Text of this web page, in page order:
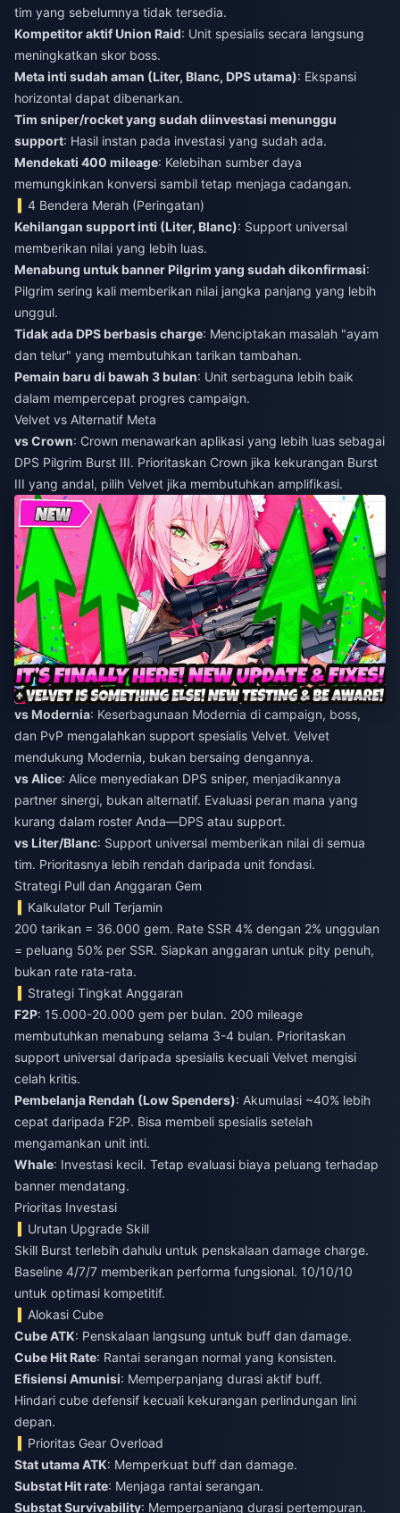
tim yang sebelumnya tidak tersedia.
Kompetitor aktif Union Raid: Unit spesialis secara langsung
meningkatkan skor boss.
Meta inti sudah aman (Liter, Blanc, DPS utama): Ekspansi
horizontal dapat dibenarkan.
Tim sniper/rocket yang sudah diinvestasi menunggu
support: Hasil instan pada investasi yang sudah ada.
Mendekati 400 mileage: Kelebihan sumber daya
memungkinkan konversi sambil tetap menjaga cadangan.
4 Bendera Merah (Peringatan)
Kehilangan support inti (Liter, Blanc): Support universal
memberikan nilai yang lebih luas.
Menabung untuk banner Pilgrim yang sudah dikonfirmasi:
Pilgrim sering kali memberikan nilai jangka panjang yang lebih
unggul.
Tidak ada DPS berbasis charge: Menciptakan masalah "ayam
dan telur" yang membutuhkan tarikan tambahan.
Pemain baru di bawah 3 bulan: Unit serbaguna lebih baik
dalam mempercepat progres campaign.
Velvet vs Alternatif Meta
vs Crown: Crown menawarkan aplikasi yang lebih luas sebagai
DPS Pilgrim Burst III. Prioritaskan Crown jika kekurangan Burst
III yang andal, pilih Velvet jika membutuhkan amplifikasi.
vs Modernia: Keserbagunaan Modernia di campaign, boss,
dan PvP mengalahkan support spesialis Velvet. Velvet
mendukung Modernia, bukan bersaing dengannya.
vs Alice: Alice menyediakan DPS sniper, menjadikannya
partner sinergi, bukan alternatif. Evaluasi peran mana yang
kurang dalam roster Anda—DPS atau support.
vs Liter/Blanc: Support universal memberikan nilai di semua
tim. Prioritasnya lebih rendah daripada unit fondasi.
Strategi Pull dan Anggaran Gem
Kalkulator Pull Terjamin
200 tarikan = 36.000 gem. Rate SSR 4% dengan 2% unggulan
= peluang 50% per SSR. Siapkan anggaran untuk pity penuh,
bukan rate rata-rata.
Strategi Tingkat Anggaran
F2P: 15.000-20.000 gem per bulan. 200 mileage
membutuhkan menabung selama 3-4 bulan. Prioritaskan
support universal daripada spesialis kecuali Velvet mengisi
celah kritis.
Pembelanja Rendah (Low Spenders): Akumulasi ~40% lebih
cepat daripada F2P. Bisa membeli spesialis setelah
mengamankan unit inti.
Whale: Investasi kecil. Tetap evaluasi biaya peluang terhadap
banner mendatang.
Prioritas Investasi
Urutan Upgrade Skill
Skill Burst terlebih dahulu untuk penskalaan damage charge.
Baseline 4/7/7 memberikan performa fungsional. 10/10/10
untuk optimasi kompetitif.
Alokasi Cube
Cube ATK: Penskalaan langsung untuk buff dan damage.
Cube Hit Rate: Rantai serangan normal yang konsisten.
Efisiensi Amunisi: Memperpanjang durasi aktif buff.
Hindari cube defensif kecuali kekurangan perlindungan lini
depan.
Prioritas Gear Overload
Stat utama ATK: Memperkuat buff dan damage.
Substat Hit rate: Menjaga rantai serangan.
Substat Survivability: Memperpanjang durasi pertempuran.